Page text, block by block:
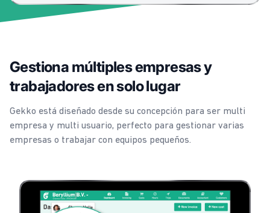
Gestiona múltiples empresas y
trabajadores en solo lugar
Gekko está diseñado desde su concepción para ser multi
empresa y multi usuario, perfecto para gestionar varias
empresas o trabajar con equipos pequeños.